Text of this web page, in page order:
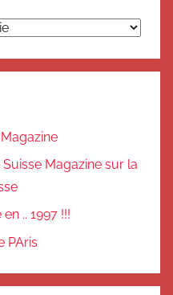
Magazine sur la
.. 1997 !!!
PAris